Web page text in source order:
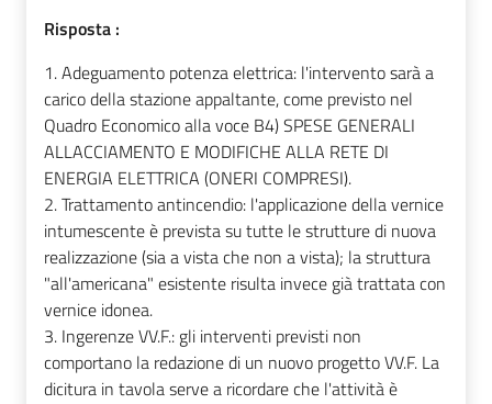
Risposta :
1. Adeguamento potenza elettrica: l'intervento sarà a
carico della stazione appaltante, come previsto nel
Quadro Economico alla voce B4) SPESE GENERALI
ALLACCIAMENTO E MODIFICHE ALLA RETE DI
ENERGIA ELETTRICA (ONERI COMPRESI).
2. Trattamento antincendio: l'applicazione della vernice
intumescente è prevista su tutte le strutture di nuova
realizzazione (sia a vista che non a vista); la struttura
"all'americana" esistente risulta invece già trattata con
vernice idonea.
3. Ingerenze VV.F.: gli interventi previsti non
comportano la redazione di un nuovo progetto VV.F. La
dicitura in tavola serve a ricordare che l'attività è